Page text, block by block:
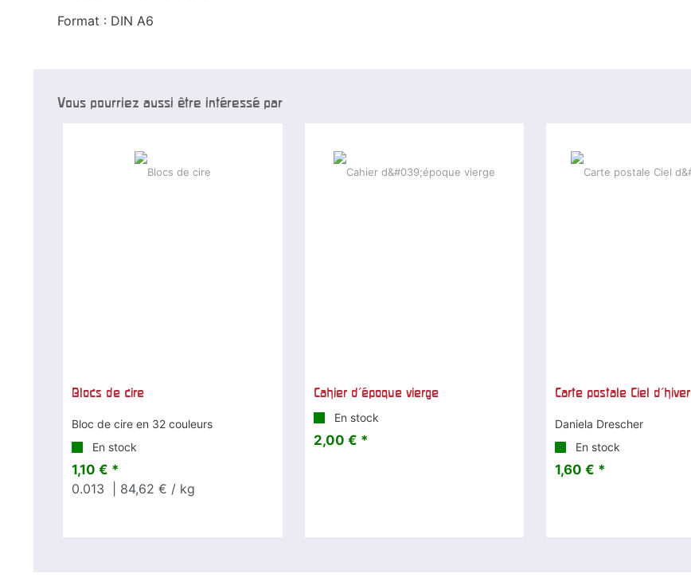
Format : DIN A6
Vous pourriez aussi être intéressé par
Blocs de cire
Bloc de cire en 32 couleurs
En stock
1,10 € *
0.013
| 84,62 € / kg
Cahier d'époque vierge
En stock
2,00 € *
Carte postale Ciel d'hiver
Daniela Drescher
En stock
1,60 € *